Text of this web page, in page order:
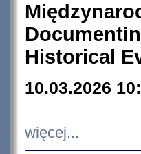
Historical
10.03.2026
więcej...